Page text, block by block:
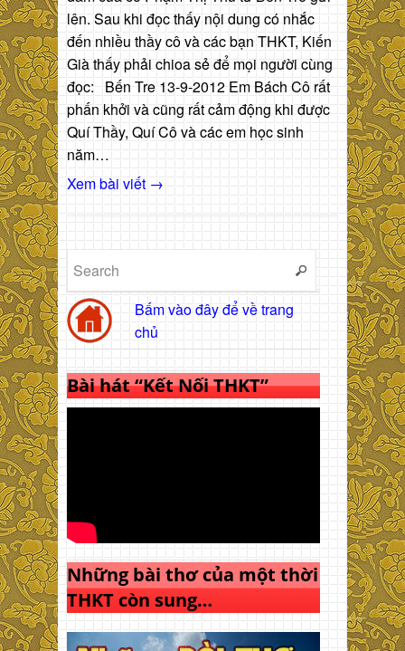
lên. Sau khi đọc thấy nội dung có nhắc
đến nhiều thầy cô và các bạn THKT, Kiến
Già thấy phải chioa sẻ để mọi người cùng
đọc: Bến Tre 13-9-2012 Em Bách Cô rất
phấn khởi và cũng rất cảm động khi được
Quí Thầy, Quí Cô và các em học sinh
năm…
Xem bài viết →
Bấm vào đây để về trang
chủ
Bài hát “Kết Nối THKT”
Những bài thơ của một thời
THKT còn sung…